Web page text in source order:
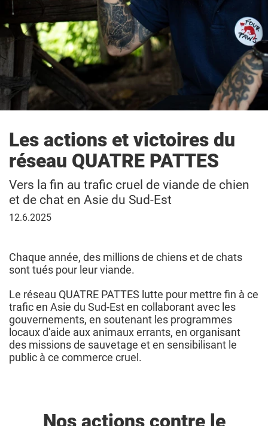
Les actions et victoires du
réseau QUATRE PATTES
Vers la fin au trafic cruel de viande de chien
et de chat en Asie du Sud-Est
12
12.6.2025
Chaque année, des millions de chiens et de chats
sont tués pour leur viande.
Le réseau QUATRE PATTES lutte pour mettre fin à ce
trafic en Asie du Sud-Est en collaborant avec les
gouvernements, en soutenant les programmes
locaux d'aide aux animaux errants, en organisant
des missions de sauvetage et en sensibilisant le
public à ce commerce cruel.
Nos actions contre le